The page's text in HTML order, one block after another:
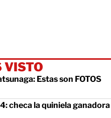
VISTO
Estas son FOTOS
checa la quiniela ganadora